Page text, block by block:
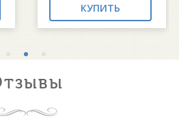
КУПИТЬ